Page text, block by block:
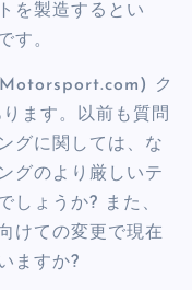
を製造するとい
す。
ク
ます。以前も質問
グに関しては、な
グのより厳しいテ
しょうか? また、
けての変更で現在
ますか?